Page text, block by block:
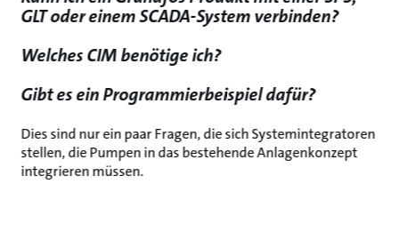
GLT oder einem SCADA-System verbinden?
Welches CIM benötige ich?
Gibt es ein Programmierbeispiel dafür?
Dies sind nur ein paar Fragen, die sich Systemintegratoren
stellen, die Pumpen in das bestehende Anlagenkonzept
integrieren müssen.